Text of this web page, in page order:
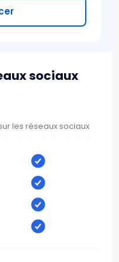
sociaux
les réseaux sociaux